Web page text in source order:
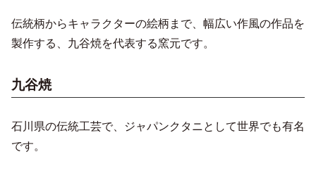
伝統柄からキャラクターの絵柄まで、幅広い作風の作品を
製作する、九谷焼を代表する窯元です。
九谷焼
石川県の伝統工芸で、ジャパンクタニとして世界でも有名
です。